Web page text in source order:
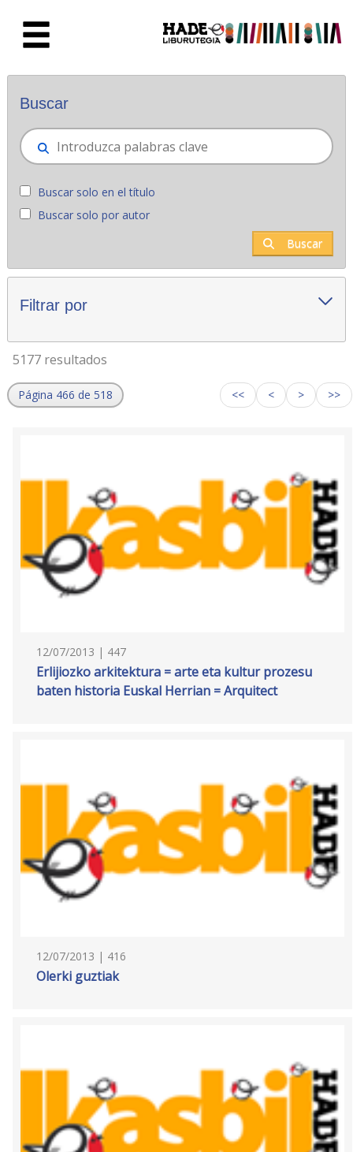
Novedades - Liburutegia
Buscar
Buscar solo en el título
Buscar solo por autor
Buscar
Filtrar por
5177 resultados
Página 466 de 518 << < > >>
12/07/2013 | 447
Erlijiozko arkitektura = arte eta kultur prozesu
baten historia Euskal Herrian = Arquitect
12/07/2013 | 416
Olerki guztiak